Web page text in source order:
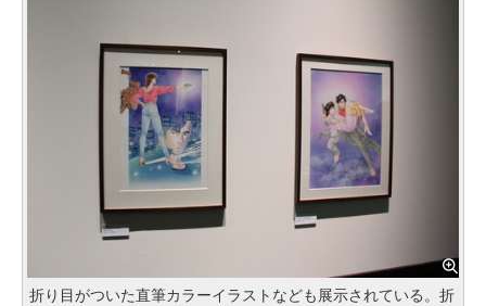
折り目がついた直筆カラーイラストなども展示されている。折